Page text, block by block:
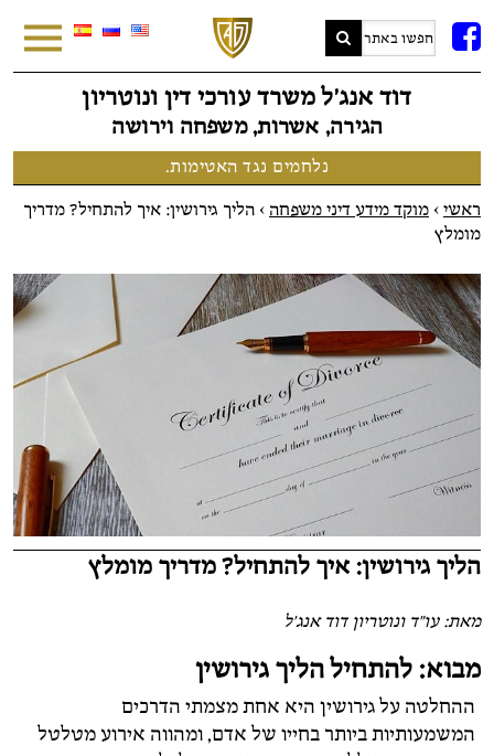
FB
דוד אנג׳ל משרד עורכי דין ונוטריון
הגירה, אשרות, משפחה וירושה
נלחמים נגד האטימות.
ראשי > מוקד מידע דיני משפחה > הליך גירושין: איך להתחיל? מדריך
מומלץ
הליך גירושין: איך להתחיל? מדריך מומלץ
מאת: עו"ד ונוטריון דוד אנג'ל
מבוא: להתחיל הליך גירושין
ההחלטה על גירושין היא אחת מצמתי הדרכים
המשמעותיות ביותר בחייו של אדם, ומהווה אירוע מטלטל